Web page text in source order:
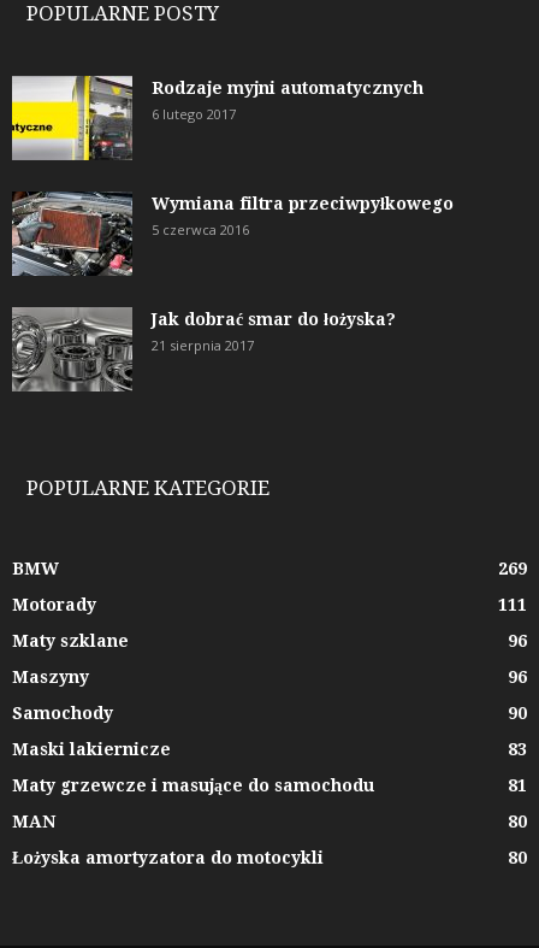
POPULARNE POSTY
Rodzaje myjni automatycznych
6 lutego 2017
Wymiana filtra przeciwpyłkowego
5 czerwca 2016
Jak dobrać smar do łożyska?
21 sierpnia 2017
POPULARNE KATEGORIE
BMW
269
Motorady
111
Maty szklane
96
Maszyny
96
Samochody
90
Maski lakiernicze
83
Maty grzewcze i masujące do samochodu
81
MAN
80
Łożyska amortyzatora do motocykli
80